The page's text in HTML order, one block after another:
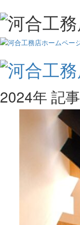
2024年 記事